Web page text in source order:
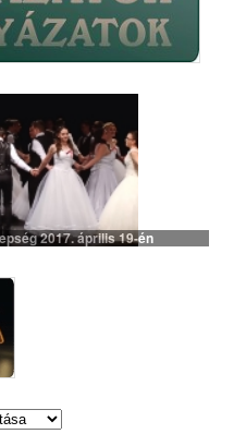
2017. április 19-én
a könyvtárteremben
diákszemmel
kiadásában
Sportolimpián
(Erasmus+)
és hatodikosok
a megye nyolcadikosai
a Csikyben
segédlettel)
(filmelőzetes)
diákoktól diákoknak
és szabadtéri fellépései
a VII. B-sek látják
a Kincskereső Óvodában
Tapasztó Ernőről